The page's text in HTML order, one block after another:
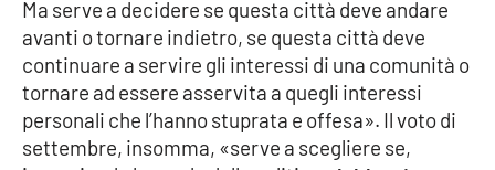
LAC
NETWORK
Lacplay.it
Ma serve a decidere se questa città deve andare
avanti o tornare indietro, se questa città deve
continuare a servire gli interessi di una comunità o
tornare ad essere asservita a quegli interessi
personali che l’hanno stuprata e offesa». Il voto di
settembre, insomma, «serve a scegliere se,